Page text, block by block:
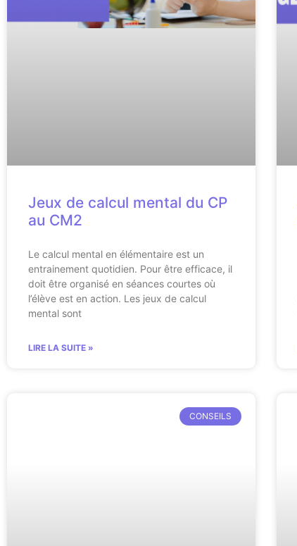
Jeux de calcul mental du CP
au CM2
Le calcul mental en élémentaire est un
entrainement quotidien. Pour être efficace, il
doit être organisé en séances courtes où
l’élève est en action. Les jeux de calcul
mental sont
LIRE LA SUITE »
CONSEILS